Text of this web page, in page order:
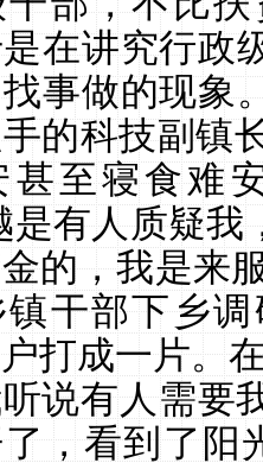
在讲究行政
事做的现象
的科技副镇
甚至寝食难
是有人质疑
的，我是来
干部下乡
打成一片。
说有人需要
，看到了阳